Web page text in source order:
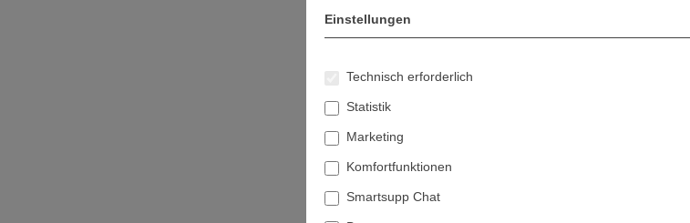
Einstellungen
Technisch erforderlich
Statistik
Marketing
Komfortfunktionen
Smartsupp Chat